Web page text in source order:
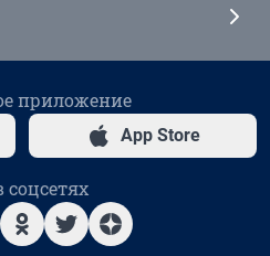
приложение
App Store